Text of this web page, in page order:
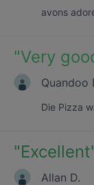
avons
"Very
Quandoo
Die Pizza
"Excellent
Allan D.